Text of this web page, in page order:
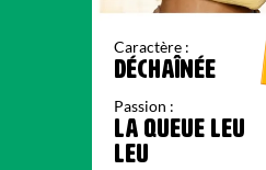
Caractère :
DÉCHAÎNÉE
Passion :
LA QUEUE LEU
LEU